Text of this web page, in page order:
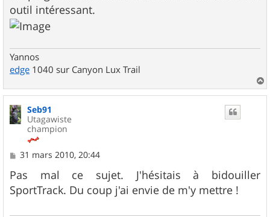
outil intéressant.
Yannos
edge 1040 sur Canyon Lux Trail
a
Seb91
Utagawiste
champion
M
s
s
a
31 mars 2010, 20:44
Pas mal ce sujet. J'hésitais à bidouiller
SportTrack. Du coup j'ai envie de m'y mettre !